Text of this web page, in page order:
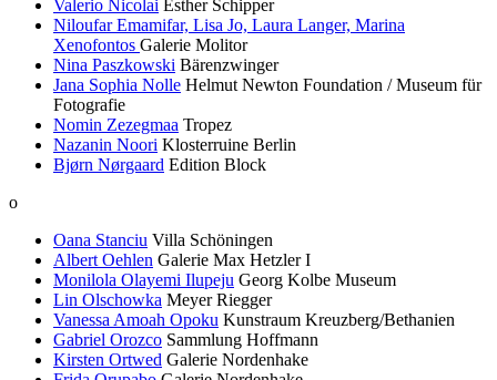
Valerio Nicolai Esther Schipper
Niloufar Emamifar, Lisa Jo, Laura Langer, Marina
Xenofontos Galerie Molitor
Nina Paszkowski Bärenzwinger
Jana Sophia Nolle Helmut Newton Foundation / Museum für
Fotografie
Nomin Zezegmaa Tropez
Nazanin Noori Klosterruine Berlin
Bjørn Nørgaard Edition Block
o
Oana Stanciu Villa Schöningen
Albert Oehlen Galerie Max Hetzler I
Monilola Olayemi Ilupeju Georg Kolbe Museum
Lin Olschowka Meyer Riegger
Vanessa Amoah Opoku Kunstraum Kreuzberg/Bethanien
Gabriel Orozco Sammlung Hoffmann
Kirsten Ortwed Galerie Nordenhake